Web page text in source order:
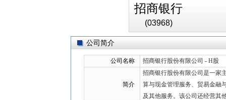
招商银行
(03968)
公司简介
公司名称 招商银行股份有限公司 - H股
简介
招商银行股份有限公司是一家
算与现金管理服务、贸易金融
及其他服务。该公司还经营其